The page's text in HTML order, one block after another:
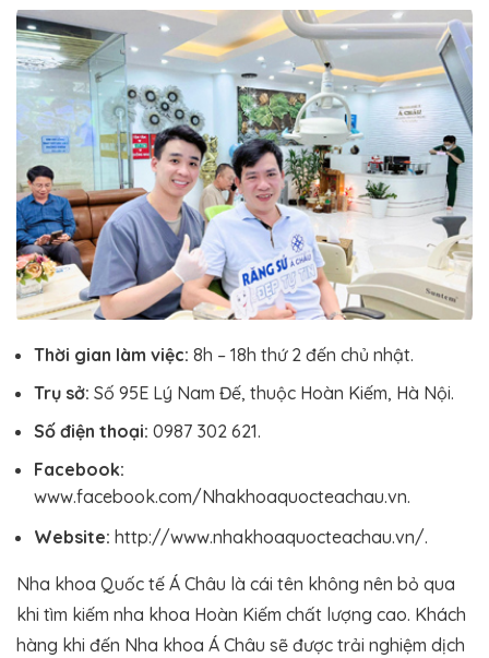
Thời gian làm việc: 8h – 18h thứ 2 đến chủ nhật.
Trụ sở: Số 95E Lý Nam Đế, thuộc Hoàn Kiếm, Hà Nội.
Số điện thoại: 0987 302 621.
Facebook:
www.facebook.com/Nhakhoaquocteachau.vn.
Website: http://www.nhakhoaquocteachau.vn/.
Nha khoa Quốc tế Á Châu là cái tên không nên bỏ qua
khi tìm kiếm nha khoa Hoàn Kiếm chất lượng cao. Khách
hàng khi đến Nha khoa Á Châu sẽ được trải nghiệm dịch